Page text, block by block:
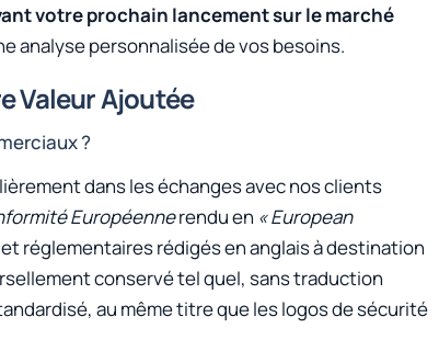
votre prochain lancement sur le marché
analyse personnalisée de vos besoins.
Valeur Ajoutée
?
dans les échanges avec nos clients
Européennerendu en « European
réglementaires rédigés en anglais à destination
conservé tel quel, sans traduction
au même titre que les logos de sécurité